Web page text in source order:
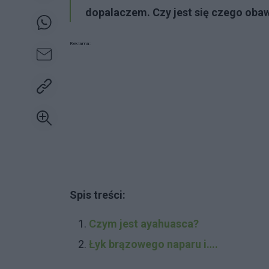
dopalaczem. Czy jest się czego
Reklama:
Spis treści:
Czym jest ayahuasca?
Łyk brązowego naparu i….